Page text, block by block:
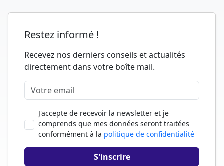
Restez informé !
Recevez nos derniers conseils et actualités
directement dans votre boîte mail.
J'accepte de recevoir la newsletter et je
comprends que mes données seront traitées
conformément à la politique de confidentialité